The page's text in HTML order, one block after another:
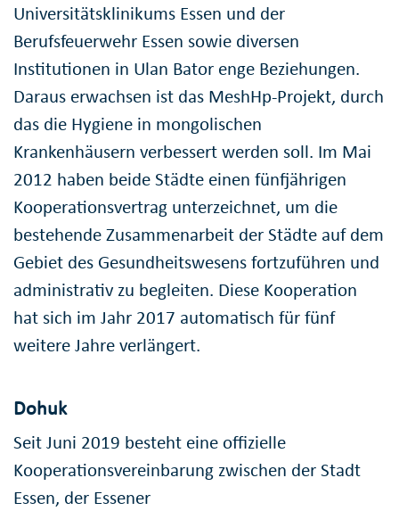
Universitätsklinikums Essen und der
Berufsfeuerwehr Essen sowie diversen
Institutionen in Ulan Bator enge Beziehungen.
Daraus erwachsen ist das MeshHp-Projekt, durch
das die Hygiene in mongolischen
Krankenhäusern verbessert werden soll. Im Mai
2012 haben beide Städte einen fünfjährigen
Kooperationsvertrag unterzeichnet, um die
bestehende Zusammenarbeit der Städte auf dem
Gebiet des Gesundheitswesens fortzuführen und
administrativ zu begleiten. Diese Kooperation
hat sich im Jahr 2017 automatisch für fünf
weitere Jahre verlängert.
Dohuk
Seit Juni 2019 besteht eine offizielle
Kooperationsvereinbarung zwischen der Stadt
Essen, der Essener